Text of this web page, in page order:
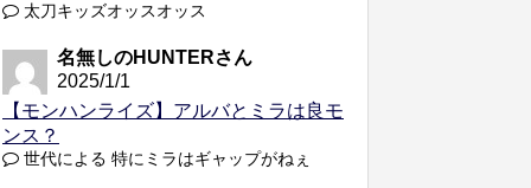
太刀キッズオッスオッス
名無しのHUNTERさん
2025/1/1
【モンハンライズ】アルバとミラは良モ
ンス？
世代による 特にミラはギャップがねぇ